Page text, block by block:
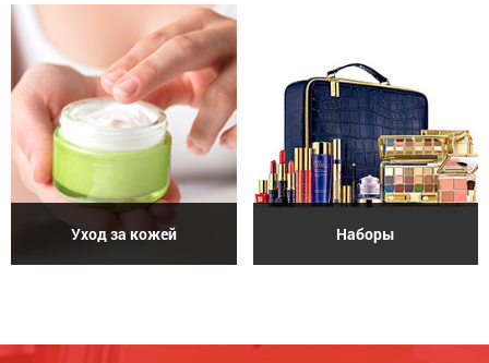
Уход за кожей Наборы